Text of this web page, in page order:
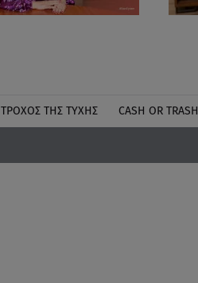
ΤΡΟΧΌΣ ΤΗΣ ΤΎΧΗΣ CASH OR TRASH